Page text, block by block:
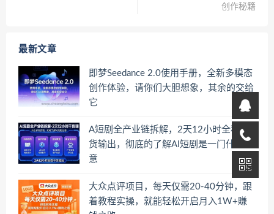
创作秘籍
最新文章
即梦Seedance 2.0使用手册，全新多模态
创作体验，请你们大胆想象，其余的交给
它
A短剧全产业链拆解，2天12小时全程干
货输出，彻底的了解AI短剧是一门什么生
意
大众点评项目，每天仅需20-40分钟，跟
着教程实操，就能轻松开启月入1W+賺